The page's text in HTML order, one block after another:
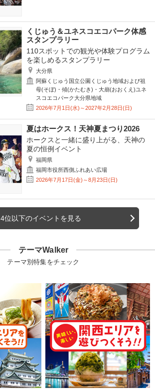
くじゅう＆ユネスコエコパーク体感
スタンプラリー
110スポットでの観光や体験プログラム
を楽しめるスタンプラリー
大分県
阿蘇くじゅう国立公園くじゅう地域および祖
母(そぼ)・傾(かたむき)・大崩(おおくえ)ユネ
スコエコパーク大分県地域
2026年7月1日(水)～2027年2月28日(日)
夏はホークス！天神夏まつり2026
ホークスと一緒に盛り上がる、天神の
夏の恒例イベント
福岡県
福岡市役所西側ふれあい広場
2026年7月17日(金)～8月23日(日)
4位以下のイベントを見る
テーマWalker
テーマ別特集をチェック